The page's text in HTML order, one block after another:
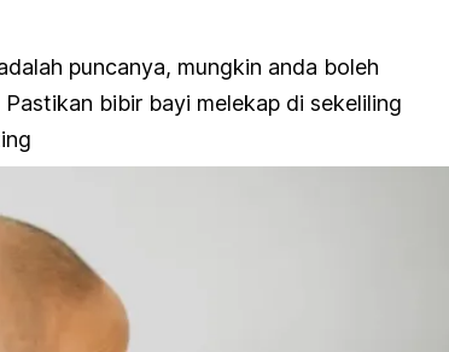
puncanya, mungkin anda boleh
Pastikan bibir bayi melekap di sekeliling